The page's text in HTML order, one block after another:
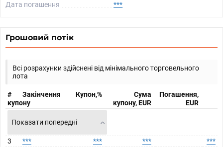
Дата погашення
***
Грошовий потік
Всі розрахунки здійснені від мінімального торговельного
лота
#
Закінчення
купону
Купон,%
Сума
купону, EUR
Погашення,
EUR
Показати попередні
3 *** *** ***
***